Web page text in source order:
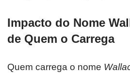
Impacto do Nome
de Quem o Carrega
Quem carrega o nome